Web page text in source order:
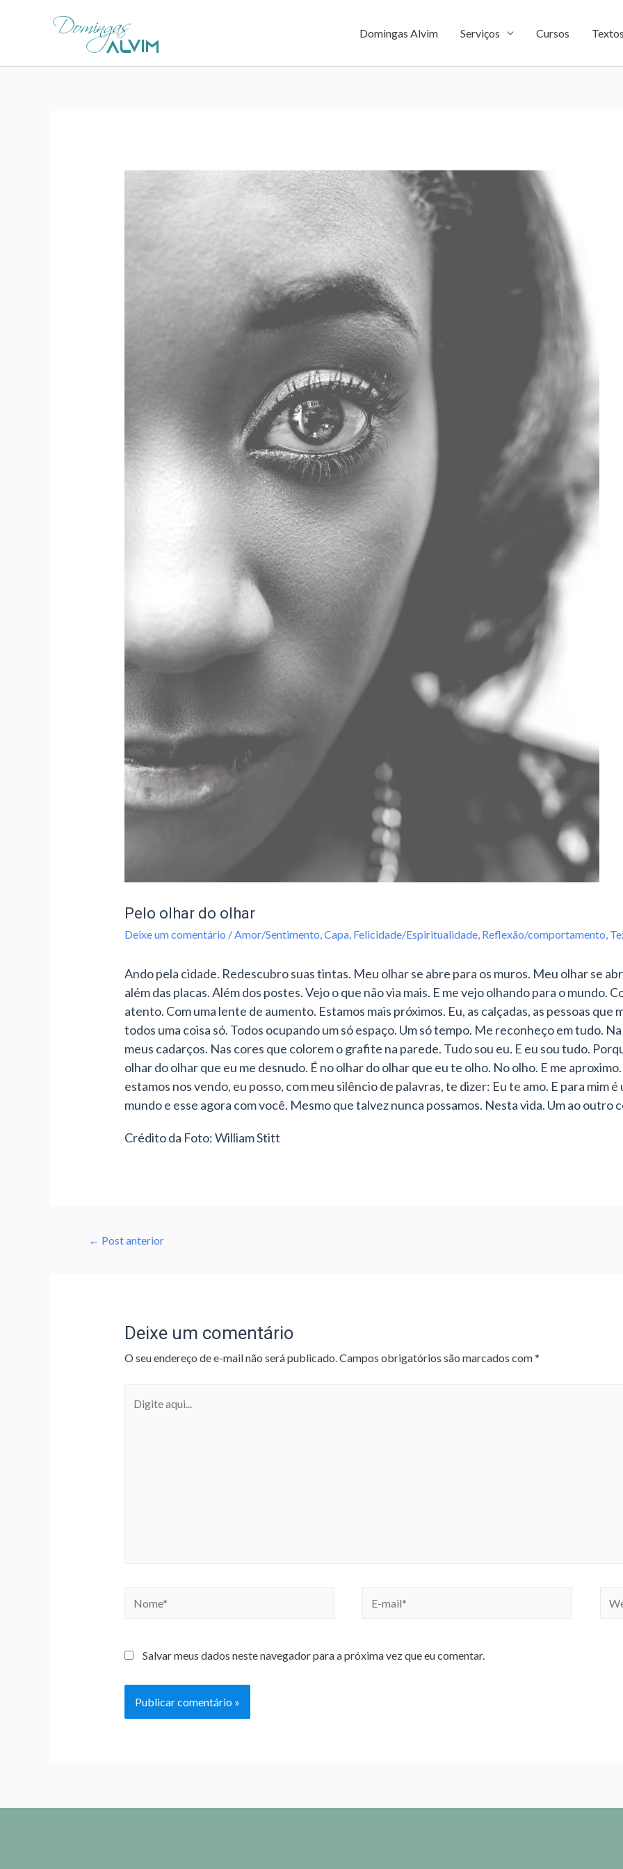
Domingas Alvim Serviços Cursos
Pelo olhar do olhar
Deixe um comentário /Amor/Sentimento,Capa, Felicidade/Espiritualidade, Reflexão/comportamento,
Ando pela cidade. Redescubro suas tintas. Meu olhar se abre para os muros. Meu olhar se
além das placas. Além dos postes. Vejo o que não via mais. E me vejo olhando para o mundo.
atento. Com uma lente de aumento. Estamos mais próximos. Eu, as calçadas, as pessoas que
todos uma coisa só. Todos ocupando um só espaço. Um só tempo. Me reconheço em tudo.
meus cadarços. Nas cores que colorem o grafite na parede. Tudo sou eu. E eu sou tudo.
olhar do olhar que eu me desnudo. É no olhar do olhar que eu te olho. No olho. E me
estamos nos vendo, eu posso, com meu silêncio de palavras, te dizer: Eu te amo. E para mim
mundo e esse agora com você. Mesmo que talvez nunca possamos. Nesta vida. Um ao outro
Crédito da Foto: William Stitt
← Post anterior
Deixe um comentário
O seu endereço de e-mail não será publicado.Campos obrigatórios são marcados com*
Salvar meus dados neste navegador para a próxima vez que eu comentar.